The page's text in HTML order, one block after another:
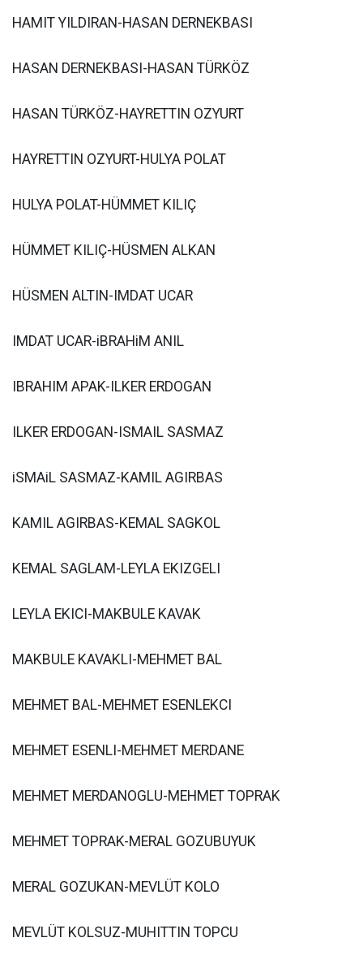
HAMIT YILDIRAN-HASAN DERNEKBASI
HASAN DERNEKBASI-HASAN TÜRKÖZ
HASAN TÜRKÖZ-HAYRETTIN OZYURT
HAYRETTIN OZYURT-HULYA POLAT
HULYA POLAT-HÜMMET KILIÇ
HÜMMET KILIÇ-HÜSMEN ALKAN
HÜSMEN ALTIN-IMDAT UCAR
IMDAT UCAR-iBRAHiM ANIL
IBRAHIM APAK-ILKER ERDOGAN
ILKER ERDOGAN-ISMAIL SASMAZ
iSMAiL SASMAZ-KAMIL AGIRBAS
KAMIL AGIRBAS-KEMAL SAGKOL
KEMAL SAGLAM-LEYLA EKIZGELI
LEYLA EKICI-MAKBULE KAVAK
MAKBULE KAVAKLI-MEHMET BAL
MEHMET BAL-MEHMET ESENLEKCI
MEHMET ESENLI-MEHMET MERDANE
MEHMET MERDANOGLU-MEHMET TOPRAK
MEHMET TOPRAK-MERAL GOZUBUYUK
MERAL GOZUKAN-MEVLÜT KOLO
MEVLÜT KOLSUZ-MUHITTIN TOPCU